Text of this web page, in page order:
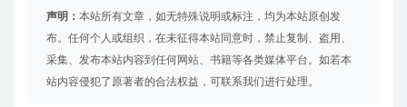
声明： 本站所有文章，如无特殊说明或标注，均为本站原创发
布。任何个人或组织，在未征得本站同意时，禁止复制、盗用、
采集、发布本站内容到任何网站、书籍等各类媒体平台。如若本
站内容侵犯了原著者的合法权益，可联系我们进行处理。